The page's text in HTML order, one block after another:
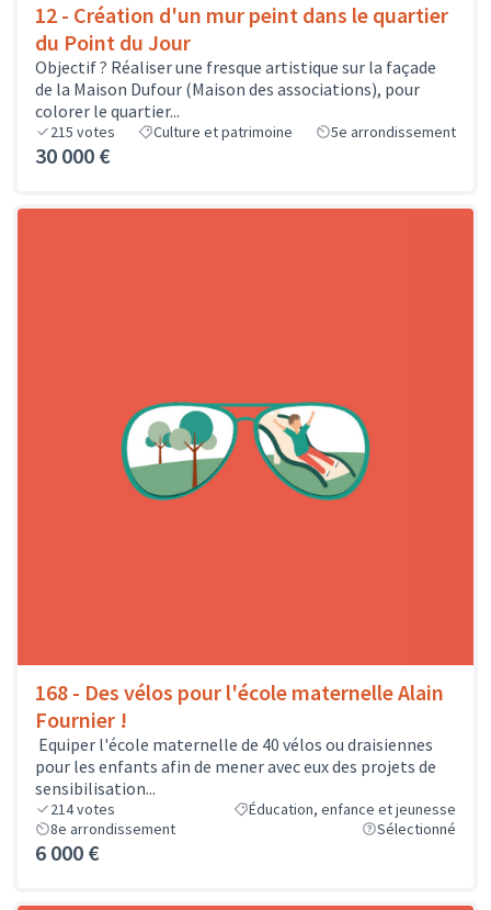
12 - Création d'un mur peint dans le quartier
du Point du Jour
Objectif ? Réaliser une fresque artistique sur la façade
de la Maison Dufour (Maison des associations), pour
colorer le quartier...
215 votes Culture et patrimoine 5e arrondissement
30 000 €
168 - Des vélos pour l'école maternelle Alain
Fournier !
Equiper l'école maternelle de 40 vélos ou draisiennes
pour les enfants afin de mener avec eux des projets de
sensibilisation...
214votes
Éducation, enfance et jeunesse
8e arrondissement
Sélectionné
6 000 €